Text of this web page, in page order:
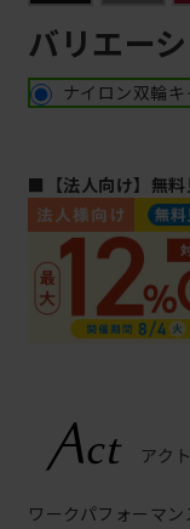
バリエー
ナイロン双輪キ
■【法人向け】無料
ワークパフォーマ